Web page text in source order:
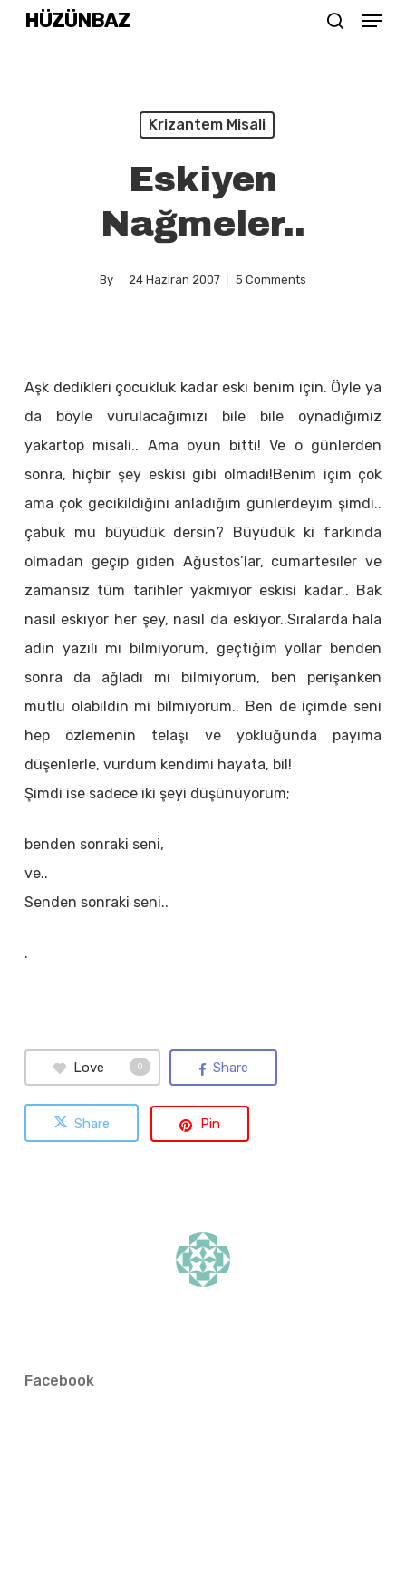
SkipHÜZÜNBAZ Menu
Krizantem Misali
Eskiyen
Nağmeler..
By 24 Haziran 2007 5 Comments
Aşk dedikleri çocukluk kadar eski benim için. Öyle ya
da böyle vurulacağımızı bile bile oynadığımız
yakartop misali.. Ama oyun bitti! Ve o günlerden
sonra, hiçbir şey eskisi gibi olmadı!Benim içim çok
ama çok gecikildiğini anladığım günlerdeyim şimdi..
çabuk mu büyüdük dersin? Büyüdük ki farkında
olmadan geçip giden Ağustos’lar, cumartesiler ve
zamansız tüm tarihler yakmıyor eskisi kadar.. Bak
nasıl eskiyor her şey, nasıl da eskiyor..Sıralarda hala
adın yazılı mı bilmiyorum, geçtiğim yollar benden
sonra da ağladı mı bilmiyorum, ben perişanken
mutlu olabildin mi bilmiyorum.. Ben de içimde seni
hep özlemenin telaşı ve yokluğunda payıma
düşenlerle, vurdum kendimi hayata, bil!
Şimdi ise sadece iki şeyi düşünüyorum;
benden sonraki seni,
ve..
Senden sonraki seni..
.
Love 0 Share
Share Pin
Facebook